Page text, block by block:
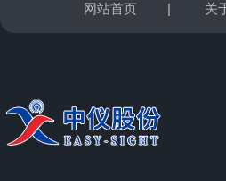
网站首页 | 关